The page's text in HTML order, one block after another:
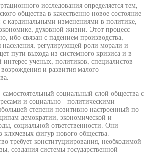
исследования определяется тем,
общества в качественно новое состояние
с кардинальными изменениями в политике,
духовной жизни. Этот процесс
ибо связан с падением производства,
регулирующей роли морали и
пути выхода из системного кризиса и в
интерес ученых, политиков, специалистов
и развития малого
социальный слой общества с
и социально - политическими
степени позитивно настроенный по
демократии, экономической и
социальной ответственности. Они
ключевых фигур нового общества.
требует конституциирования, необходимой
создания системы государственной